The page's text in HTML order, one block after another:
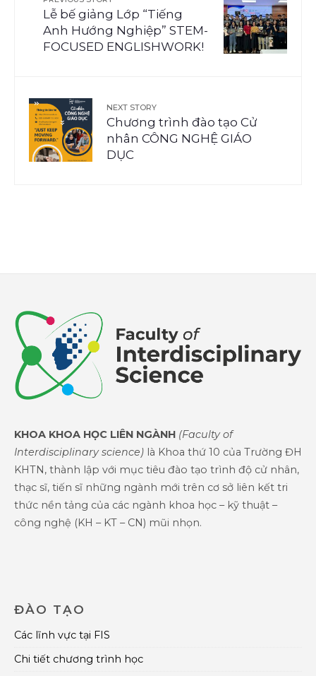
Lễ bế giảng Lớp “Tiếng
Anh Hướng Nghiệp” STEM-
FOCUSED ENGLISHWORK!
NEXT STORY
Chương trình đào tạo Cử
nhân CÔNG NGHỆ GIÁO
DỤC
KHOA KHOA HỌC LIÊN NGÀNH (Faculty of
Interdisciplinary science) là Khoa thứ 10 của Trường ĐH
KHTN, thành lập với mục tiêu đào tạo trình độ cử nhân,
thạc sĩ, tiến sĩ những ngành mới trên cơ sở liên kết tri
thức nền tảng của các ngành khoa học – kỹ thuật –
công nghệ (KH – KT – CN) mũi nhọn.
ĐÀO TẠO
Các lĩnh vực tại FIS
Chi tiết chương trình học